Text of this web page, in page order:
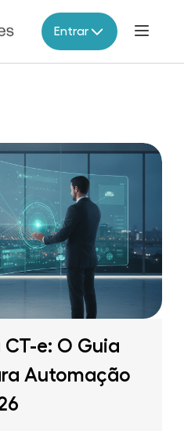
Entrar
e: O Guia
Automação